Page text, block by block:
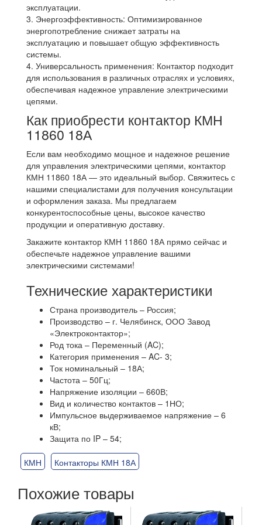
эксплуатации.
3. Энергоэффективность: Оптимизированное
энергопотребление снижает затраты на
эксплуатацию и повышает общую эффективность
системы.
4. Универсальность применения: Контактор подходит
для использования в различных отраслях и условиях,
обеспечивая надежное управление электрическими
цепями.
Как приобрести контактор КМН
11860 18А
Если вам необходимо мощное и надежное решение
для управления электрическими цепями, контактор
КМН 11860 18А — это идеальный выбор. Свяжитесь с
нашими специалистами для получения консультации
и оформления заказа. Мы предлагаем
конкурентоспособные цены, высокое качество
продукции и оперативную доставку.
Закажите контактор КМН 11860 18А прямо сейчас и
обеспечьте надежное управление вашими
электрическими системами!
Технические характеристики
Страна производитель – Россия;
Производство – г. Челябинск, ООО Завод
«Электроконтактор»;
Род тока – Переменный (AC);
Категория применения – AC- 3;
Ток номинальный – 18А;
Частота – 50Гц;
Напряжение изоляции – 660В;
Вид и количество контактов – 1НО;
Импульсное выдерживаемое напряжение – 6
кВ;
Защита по IP – 54;
КМН Контакторы КМН 18А
Похожие товары